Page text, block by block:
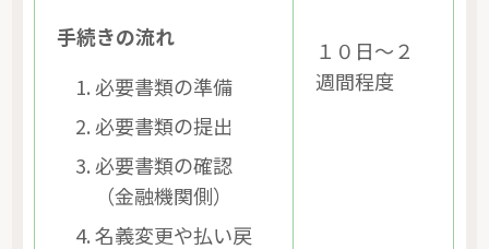
手続きの流れ
必要書類の準備
必要書類の提出
必要書類の確認
（金融機関側）
名義変更や払い戻
１０日～２
週間程度